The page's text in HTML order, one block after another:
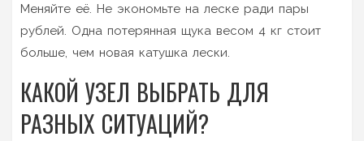
Меняйте её. Не экономьте на леске ради пары
рублей. Одна потерянная щука весом 4 кг стоит
больше, чем новая катушка лески.
КАКОЙ УЗЕЛ ВЫБРАТЬ ДЛЯ
РАЗНЫХ СИТУАЦИЙ?